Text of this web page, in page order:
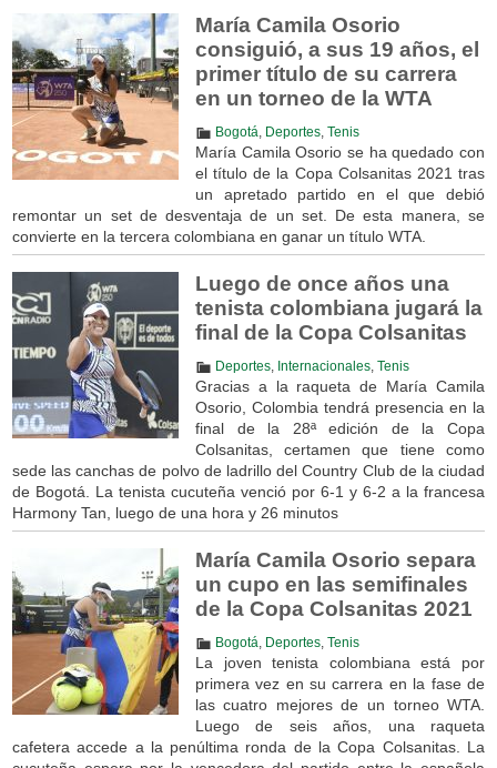
María Camila Osorio
consiguió, a sus 19 años, el
primer título de su carrera
en un torneo de la WTA
Bogotá Deportes, Tenis
María Camila Osorio se ha quedado con
el título de la Copa Colsanitas 2021 tras
un apretado partido en el que debió
remontar un set de desventaja de un set. De esta manera, se
convierte en la tercera colombiana en ganar un título WTA.
Luego de once años una
tenista colombiana jugará la
final de la Copa Colsanitas
Deportes, Internacionales, Tenis
Gracias a la raqueta de María Camila
Osorio, Colombia tendrá presencia en la
final de la 28ª edición de la Copa
Colsanitas, certamen que tiene como
sede las canchas de polvo de ladrillo del Country Club de la ciudad
de Bogotá. La tenista cucuteña venció por 6-1 y 6-2 a la francesa
Harmony Tan, luego de una hora y 26 minutos
María Camila Osorio separa
un cupo en las semifinales
de la Copa Colsanitas 2021
Bogotá Deportes, Tenis
La joven tenista colombiana está por
primera vez en su carrera en la fase de
las cuatro mejores de un torneo WTA.
Luego de seis años, una raqueta
cafetera accede a la penúltima ronda de la Copa Colsanitas. La